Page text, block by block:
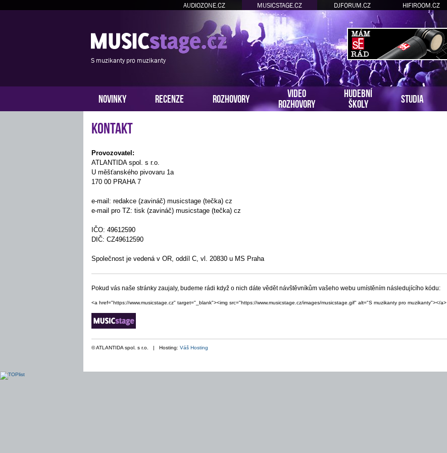
AUDIOZONE.CZ MUSICSTAGE.CZ DJFORUM.CZ HIFIROOM.CZ
S muzikanty pro muzikanty
NOVINKY RECENZE ROZHOVORY
VIDEO
ROZHOVORY
HUDEBNÍ
ŠKOLY
STUDIA
Kontakt
Provozovatel:
ATLANTIDA spol. s r.o.
U měšťanského pivovaru 1a
170 00 PRAHA 7
e-mail: redakce (zavináč) musicstage (tečka) cz
e-mail pro TZ: tisk (zavináč) musicstage (tečka) cz
IČO: 49612590
DIČ: CZ49612590
Společnost je vedená v OR, oddíl C, vl. 20830 u MS Praha
Pokud vás naše stránky zaujaly, budeme rádi když o nich dáte vědět návštěvníkům vašeho webu umístěním následujícího kódu:
<a href="https://www.musicstage.cz" target="_blank"><img src="https://www.musicstage.cz/images/musicstage.gif" alt="S muzikanty pro muzikanty"></a>
© ATLANTIDA spol. s r.o. | Hosting: Váš Hosting